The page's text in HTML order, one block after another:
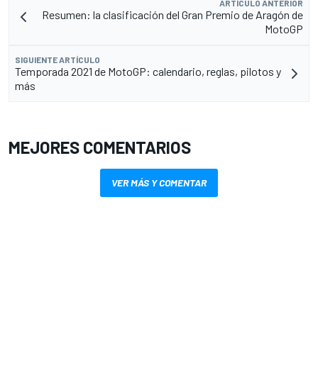
ARTÍCULO ANTERIOR
Resumen: la clasificación del Gran Premio de Aragón de
MotoGP
SIGUIENTE ARTÍCULO
Temporada 2021 de MotoGP: calendario, reglas, pilotos y
más
MEJORES COMENTARIOS
VER MÁS Y COMENTAR